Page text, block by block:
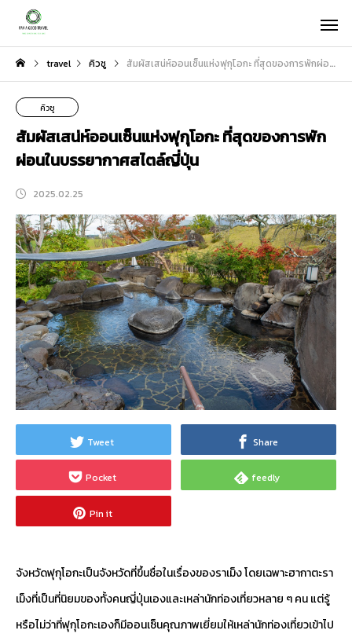
travel คิวชู สัมผัสเสน่ห์ออนเซ็นแห่งฟุกุโอกะ ที่สุดของการพักผ่อนในบรรยากาศสไตล์ญี่ปุ่น
คิวชู
สัมผัสเสน่ห์ออนเซ็นแห่งฟุกุโอกะ ที่สุดของการพัก
ผ่อนในบรรยากาศสไตล์ญี่ปุ่น
2025.02.25
Tweet Share
Pocket feedly
Pin it
จังหวัดฟุกุโอกะเป็นจังหวัดที่ขึ้นชื่อในเรื่องของราเม็ง โดยเฉพาะฮากาตะรา
เม็งที่เป็นที่นิยมของทั้งคนญี่ปุ่นเองและเหล่านักท่องเที่ยวหลาย ๆ คน แต่รู้
หรือไม่ว่าที่ฟุกุโอกะเองก็มีออนเซ็นคุณภาพเยี่ยมให้เหล่านักท่องเที่ยวเข้าไป